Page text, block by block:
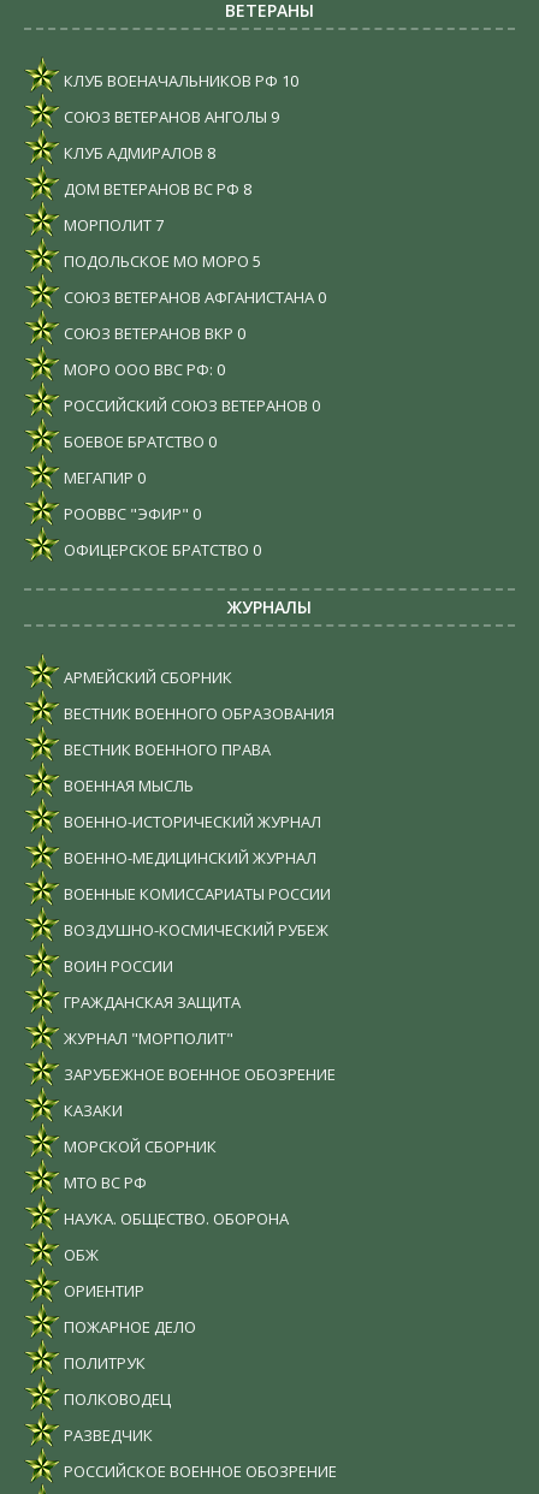
ВЕТЕРАНЫ
КЛУБ ВОЕНАЧАЛЬНИКОВ РФ 10
СОЮЗ ВЕТЕРАНОВ АНГОЛЫ 9
КЛУБ АДМИРАЛОВ 8
ДОМ ВЕТЕРАНОВ ВС РФ 8
МОРПОЛИТ7
ПОДОЛЬСКОЕ МО МОРО 5
СОЮЗ ВЕТЕРАНОВ АФГАНИСТАНА 0
СОЮЗ ВЕТЕРАНОВ ВКР 0
МОРО ООО ВВС РФ: 0
РОССИЙСКИЙ СОЮЗ ВЕТЕРАНОВ 0
БОЕВОЕ БРАТСТВО 0
МЕГАПИР 0
РООВВС "ЭФИР" 0
ОФИЦЕРСКОЕ БРАТСТВО 0
ЖУРНАЛЫ
АРМЕЙСКИЙ СБОРНИК
ВЕСТНИК ВОЕННОГО ОБРАЗОВАНИЯ
ВЕСТНИК ВОЕННОГО ПРАВА
ВОЕННАЯ МЫСЛЬ
ВОЕННО-ИСТОРИЧЕСКИЙ ЖУРНАЛ
ВОЕННО-МЕДИЦИНСКИЙ ЖУРНАЛ
ВОЕННЫЕ КОМИССАРИАТЫ РОССИИ
ВОЗДУШНО-КОСМИЧЕСКИЙ РУБЕЖ
ВОИН РОССИИ
ГРАЖДАНСКАЯ ЗАЩИТА
ЖУРНАЛ "МОРПОЛИТ"
ЗАРУБЕЖНОЕ ВОЕННОЕ ОБОЗРЕНИЕ
КАЗАКИ
МОРСКОЙ СБОРНИК
МТО ВС РФ
НАУКА. ОБЩЕСТВО. ОБОРОНА
ОБЖ
ОРИЕНТИР
ПОЖАРНОЕ ДЕЛО
ПОЛИТРУК
ПОЛКОВОДЕЦ
РАЗВЕДЧИК
РОССИЙСКОЕ ВОЕННОЕ ОБОЗРЕНИЕ